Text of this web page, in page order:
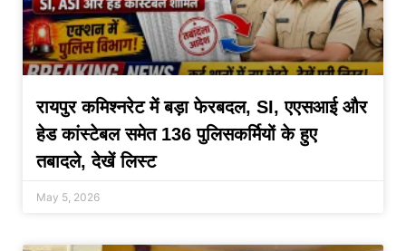
रायपुर कमिश्नरेट में बड़ा फेरबदल, SI, एएसआई और
हेड कांस्टेबल समेत 136 पुलिसकर्मियों के हुए
तबादले, देखें लिस्ट
May 5, 2026